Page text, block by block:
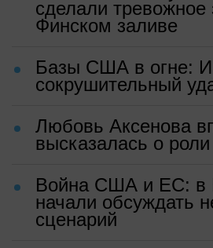
сделали тревожное
Финском заливе
Базы США в огне:
сокрушительный
Любовь Аксенова
высказалась о
Война США и ЕС: в
начали обсуждать
сценарий